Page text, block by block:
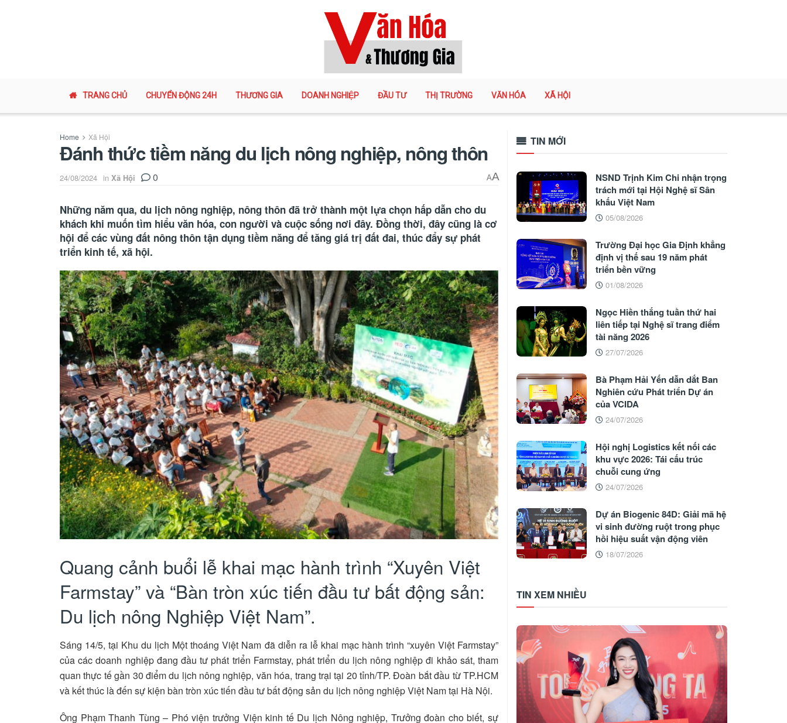
TRANG CHỦ CHUYỂN ĐỘNG 24H THƯƠNG GIA DOANH NGHIỆP ĐẦU TƯ THỊ TRƯỜNG VĂN HÓA XÃ HỘI
Home Xã Hội
Đánh thức tiềm năng du lịch nông nghiệp, nông thôn
24/08/2024 in Xã Hội 0 AA
Những năm qua, du lịch nông nghiệp, nông thôn đã trở thành một lựa chọn hấp dẫn cho du
khách khi muốn tìm hiểu văn hóa, con người và cuộc sống nơi đây. Đồng thời, đây cũng là cơ
hội để các vùng đất nông thôn tận dụng tiềm năng để tăng giá trị đất đai, thúc đẩy sự phát
triển kinh tế, xã hội.
Quang cảnh buổi lễ khai mạc hành trình “Xuyên Việt
Farmstay” và “Bàn tròn xúc tiến đầu tư bất động sản:
Du lịch nông Nghiệp Việt Nam”.
Sáng 14/5, tại Khu du lịch Một thoáng Việt Nam đã diễn ra lễ khai mạc hành trình “xuyên Việt Farmstay”
của các doanh nghiệp đang đầu tư phát triển Farmstay, phát triển du lịch nông nghiệp đi khảo sát, tham
quan thực tế gần 30 điểm du lịch nông nghiệp, văn hóa, trang trại tại 20 tỉnh/TP. Đoàn bắt đầu từ TP.HCM
và kết thúc là đến sự kiện bàn tròn xúc tiến đầu tư bất động sản du lịch nông nghiệp Việt Nam tại Hà Nội.
Ông Phạm Thanh Tùng – Phó viện trưởng Viện kinh tế Du lịch Nông nghiệp, Trưởng đoàn cho biết, sự
TIN MỚI
NSND Trịnh Kim Chi nhận trọng
trách mới tại Hội Nghệ sĩ Sân
khấu Việt Nam
05/08/2026
Trường Đại học Gia Định khẳng
định vị thế sau 19 năm phát
triển bền vững
01/08/2026
Ngọc Hiền thắng tuần thứ hai
liên tiếp tại Nghệ sĩ trang điểm
tài năng 2026
27/07/2026
Bà Phạm Hải Yến dẫn dắt Ban
Nghiên cứu Phát triển Dự án
của VCIDA
24/07/2026
Hội nghị Logistics kết nối các
khu vực 2026: Tái cấu trúc
chuỗi cung ứng
24/07/2026
Dự án Biogenic 84D: Giải mã hệ
vi sinh đường ruột trong phục
hồi hiệu suất vận động viên
18/07/2026
TIN XEM NHIỀU